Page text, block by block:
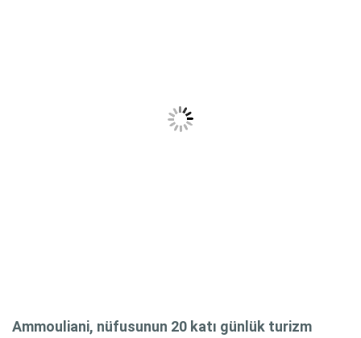
Ammouliani, nüfusunun 20 katı günlük turizm